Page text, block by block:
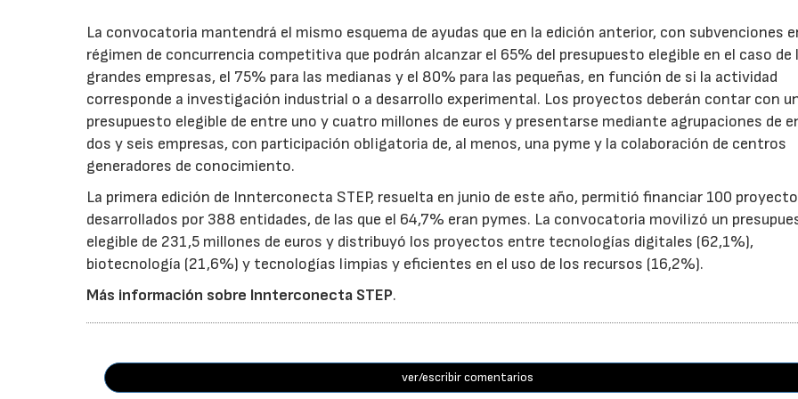
La convocatoria mantendrá el mismo esquema de ayudas que en la edición anterior, con subvenciones
régimen de concurrencia competitiva que podrán alcanzar el 65% del presupuesto elegible en el caso de
grandes empresas, el 75% para las medianas y el 80% para las pequeñas, en función de si la actividad
corresponde a investigación industrial o a desarrollo experimental. Los proyectos deberán contar con
presupuesto elegible de entre uno y cuatro millones de euros y presentarse mediante agrupaciones de
dos y seis empresas, con participación obligatoria de, al menos, una pyme y la colaboración de centros
generadores de conocimiento.
La primera edición de Innterconecta STEP, resuelta en junio de este año, permitió financiar 100
desarrollados por 388 entidades, de las que el 64,7% eran pymes. La convocatoria movilizó un
elegible de 231,5 millones de euros y distribuyó los proyectos entre tecnologías digitales (62,1%),
biotecnología (21,6%) y tecnologías limpias y eficientes en el uso de los recursos (16,2%).
Más información sobre Innterconecta STEP.
ver/escribir comentarios